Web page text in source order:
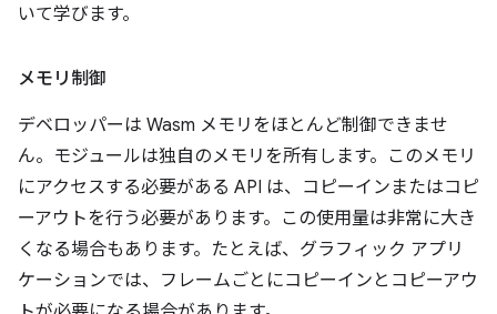
いて学びます。
メモリ制御
デベロッパーは Wasm メモリをほとんど制御できませ
ん。モジュールは独自のメモリを所有します。このメモリ
にアクセスする必要がある API は、コピーインまたはコピ
ーアウトを行う必要があります。この使用量は非常に大き
くなる場合もあります。たとえば、グラフィック アプリ
ケーションでは、フレームごとにコピーインとコピーアウ